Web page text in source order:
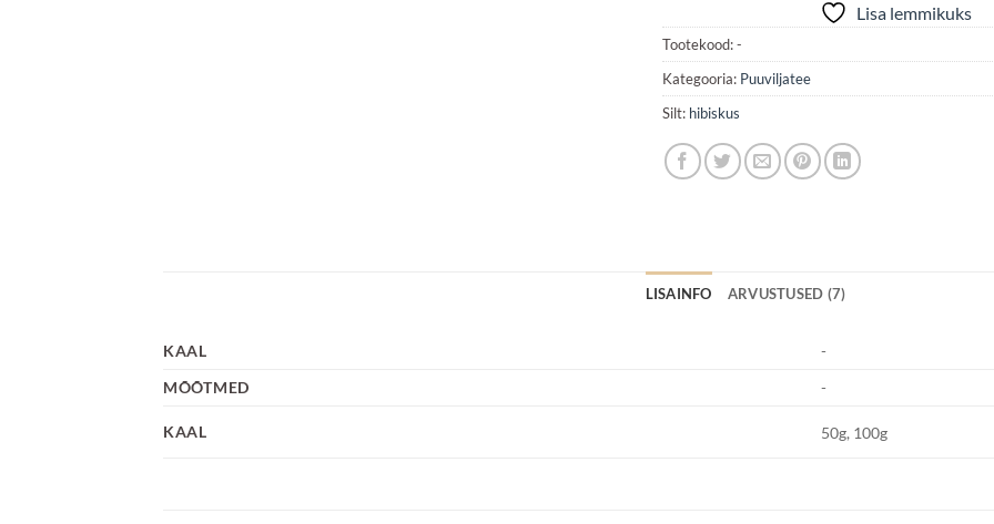
Lisa lemmikuks
Tootekood:-
Kategooria: Puuviljatee
Silt: hibiskus
LISAINFO ARVUSTUSED (7)
KAAL
-
MÕÕTMED
-
KAAL 50g, 100g